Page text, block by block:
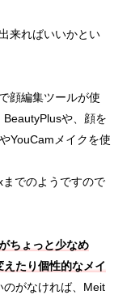
来ればいいかとい
顔編集ツールが使
や、顔を
YouCamメイクを使
でのようですので
ちょっと少なめ
たり個性的なメイ
のがなければ、Meit